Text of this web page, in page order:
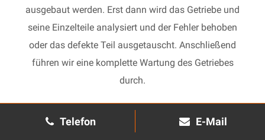
Telefon E-Mail
ausgebaut werden. Erst dann wird das Getriebe und
seine Einzelteile analysiert und der Fehler behoben
oder das defekte Teil ausgetauscht. Anschließend
führen wir eine komplette Wartung des Getriebes
durch.
2. Manuelles Getriebe:
Die Reparatur eines komplexen
Schaltgetriebes ist äußerst aufwendig und benötigt